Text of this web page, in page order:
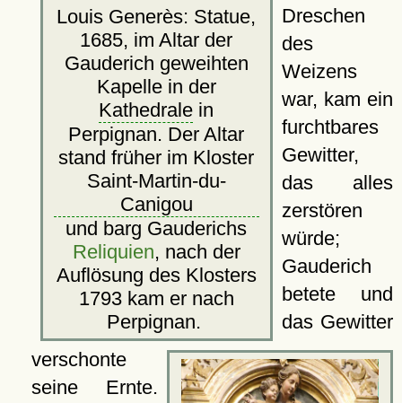
Louis Generès: Statue,
1685, im Altar der
Gauderich geweihten
Kapelle in der
Kathedrale in
Perpignan. Der Altar
stand früher im Kloster
Saint-Martin-du-
Canigou
und barg Gauderichs
Reliquien, nach der
Auflösung des Klosters
1793 kam er nach
Perpignan.
Dreschen
des
Weizens
war, kam ein
furchtbares
Gewitter,
das alles
zerstören
würde;
Gauderich
betete und
das Gewitter
verschonte
seine Ernte.